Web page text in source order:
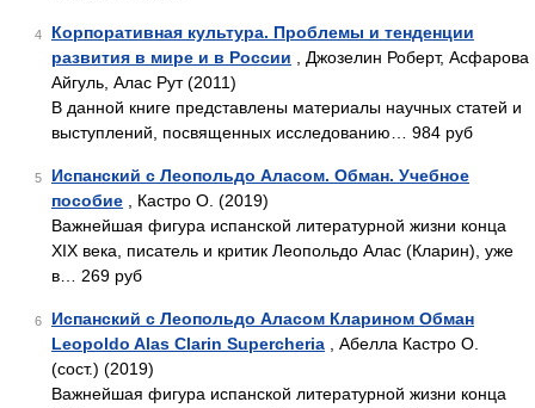
4
Корпоративная культура. Проблемы и тенденции
развития в мире и в России , Джозелин Роберт, Асфарова
Айгуль, Алас Рут (2011)
В данной книге представлены материалы научных статей и
выступлений, посвященных исследованию… 984 руб
5
Испанский с Леопольдо Аласом. Обман. Учебное
пособие , Кастро О. (2019)
Важнейшая фигура испанской литературной жизни конца
XIX века, писатель и критик Леопольдо Алас (Кларин), уже
в… 269 руб
6
Испанский с Леопольдо Аласом Кларином Обман
Leopoldo Alas Clarin Supercheria , Абелла Кастро О.
(сост.) (2019)
Важнейшая фигура испанской литературной жизни конца